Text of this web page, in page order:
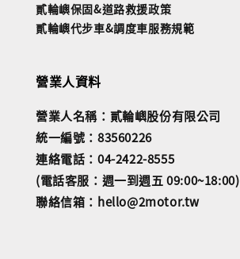
貳輪嶼保固&道路救援政策
貳輪嶼代步車&調度車服務規範
營業人資料
營業人名稱：貳輪嶼股份有限公司
統一編號：83560226
連絡電話：04-2422-8555
(電話客服：週一到週五 09:00~18:00)
聯絡信箱：hello@2motor.tw